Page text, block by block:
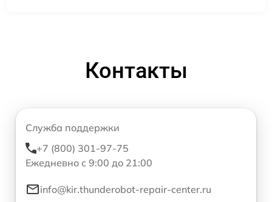
Контакты
Служба поддержки
+7 (800) 301-97-75
Ежедневно с 9:00 до 21:00
info@kir.thunderobot-repair-center.ru